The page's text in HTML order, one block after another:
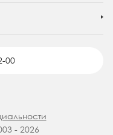
00
- 2026